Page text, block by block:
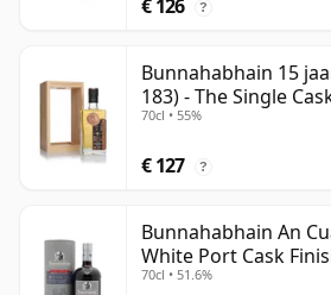
€ 126 ?
Bunnahabhain 15
183) - The Single
70cl • 55%
€ 127 ?
Bunnahabhain An
White Port Cask
oud
70cl • 51.6%